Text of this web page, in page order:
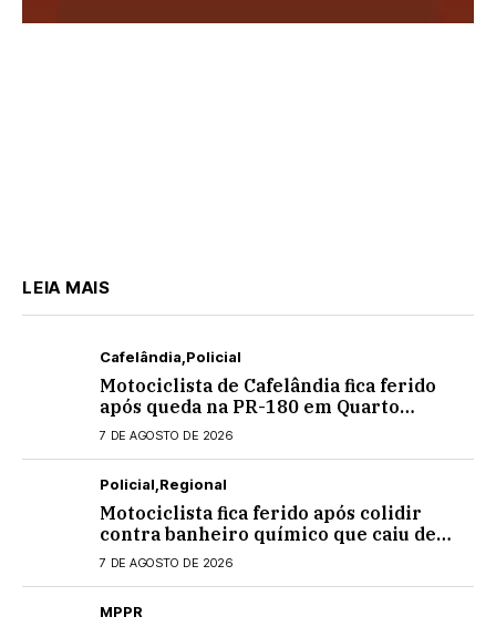
LEIA MAIS
Cafelândia Policial
Motociclista de Cafelândia fica ferido
após queda na PR-180 em Quarto
Centenário
7 DE AGOSTO DE 2026
Policial Regional
Motociclista fica ferido após colidir
contra banheiro químico que caiu de
caminhão na PRC-467, em Cascavel
7 DE AGOSTO DE 2026
MPPR